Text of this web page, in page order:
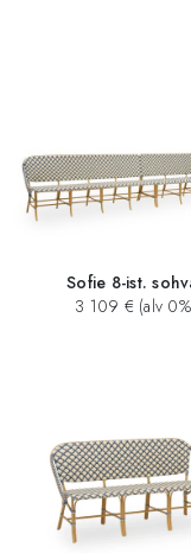
Sofie 8-ist.
3 109 € (alv